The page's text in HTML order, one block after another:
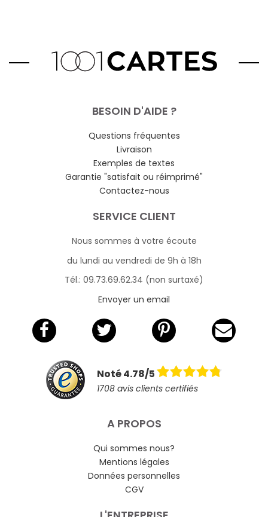
BESOIN D'AIDE ?
Questions fréquentes
Livraison
Exemples de textes
Garantie "satisfait ou réimprimé"
Contactez-nous
SERVICE CLIENT
Nous sommes à votre écoute
du lundi au vendredi de 9h à 18h
Tél.: 09.73.69.62.34 (non surtaxé)
Envoyer un email
Noté 4.78/5
1708 avis clients certifiés
A PROPOS
Qui sommes nous?
Mentions légales
Données personnelles
CGV